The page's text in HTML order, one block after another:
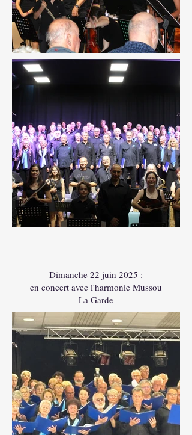
Dimanche 22 juin 2025 :
en concert avec l'harmonie Mussou
La Garde